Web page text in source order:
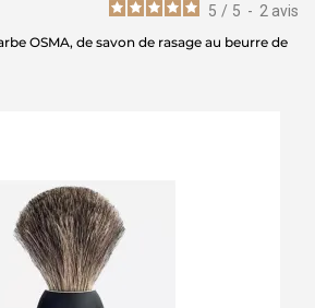
5 / 5 - 2 avis
OSMA, de savon de rasage au beurre de